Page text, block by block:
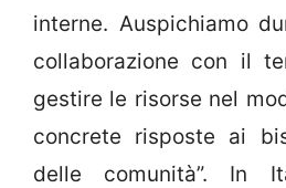
interne. Auspichiamo
collaborazione con il
gestire le risorse nel
concrete risposte ai
delle comunità”. In